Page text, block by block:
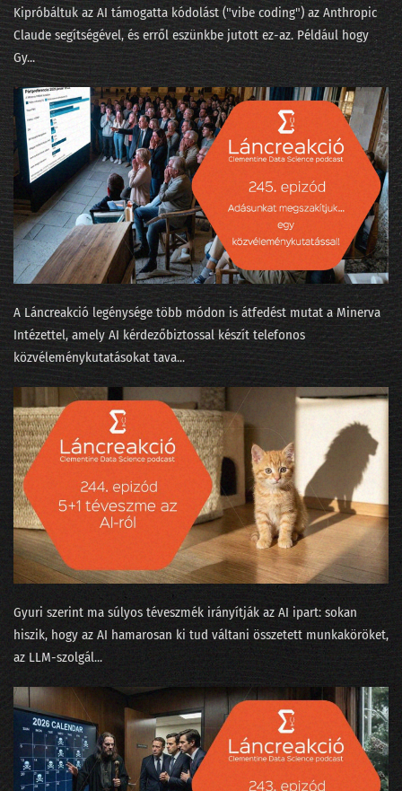
052 - Boldog születésnap
051 - A híres hibahatár, ami sokkal nagyobb
050 - Így számoljuk meg az elveszett lovagi történeteket
049 - Nevek nyomában
048 - Texas hold'em
047 - Dr. Watsonnak új gazdája lesz
046 - Több-e reklámnál a metaverzum?
045 - Mi köze a szitakötő agyának az automatizált programozáshoz?
044 - Elemző nirvána vagy alapfokú szabadúszás?
043 - Hány adatprojekt szakítja át a célszalagot?
042 - Téli időszámítás az MI-naptárban
041 - Mit láttunk a kristálygömbben?
040 - Évvége, bambulás, világbéke
039 - Az adatbányászok moziba mennek
038 - Hydroinfo és cica-mining
037 - Nők az adatbányában
035 - Értelem és érzelem és algoritmus
33. NLP kerekasztal a conTEXT 2021 konferencián
32. Az otthonmunkáról szóló gigakutatás platóni szépsége
31. Regulázzuk meg a Facebookot!
Kipróbáltuk az AI támogatta kódolást ("⁠vibe coding⁠") az Anthropic
Claude segítségével, és erről eszünkbe jutott ez-az. Például hogy
Gy...
A Láncreakció legénysége több módon is átfedést mutat a Minerva
Intézettel, amely AI kérdezőbiztossal készít telefonos
közvéleménykutatásokat tava...
Gyuri szerint ma súlyos téveszmék irányítják az AI ipart: sokan
hiszik, hogy az AI hamarosan ki tud váltani összetett munkaköröket,
az LLM-szolgál...